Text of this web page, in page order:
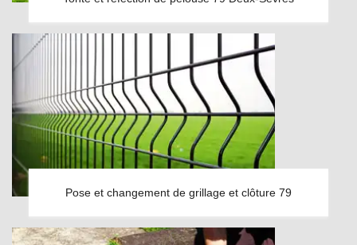
Pose et changement de grillage et clôture 79